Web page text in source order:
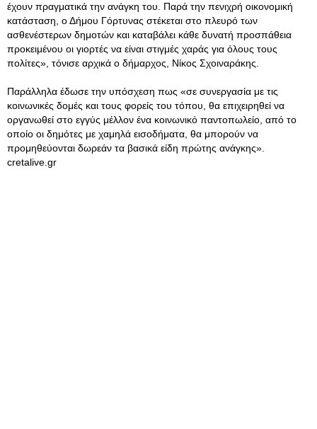
έχουν πραγματικά την ανάγκη του. Παρά την πενιχρή οικονομική
κατάσταση, ο Δήμου Γόρτυνας στέκεται στο πλευρό των
ασθενέστερων δημοτών και καταβάλει κάθε δυνατή προσπάθεια
προκειμένου οι γιορτές να είναι στιγμές χαράς για όλους τους
πολίτες», τόνισε αρχικά ο δήμαρχος, Νίκος Σχοιναράκης.
Παράλληλα έδωσε την υπόσχεση πως «σε συνεργασία με τις
κοινωνικές δομές και τους φορείς του τόπου, θα επιχειρηθεί να
οργανωθεί στο εγγύς μέλλον ένα κοινωνικό παντοπωλείο, από το
οποίο οι δημότες με χαμηλά εισοδήματα, θα μπορούν να
προμηθεύονται δωρεάν τα βασικά είδη πρώτης ανάγκης».
cretalive.gr